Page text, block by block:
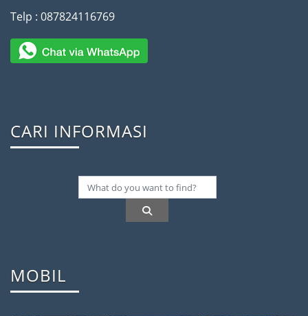
Telp : 087824116769
CARI INFORMASI
MOBIL